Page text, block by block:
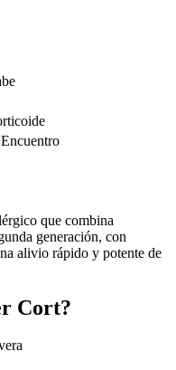
que combina
generación, con
alivio rápido y potente de
Cort?